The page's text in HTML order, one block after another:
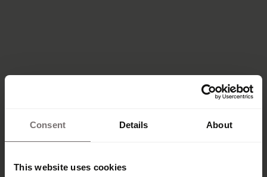
Consent Details About
This website uses cookies
Maximale Präsenz
für eure Marke